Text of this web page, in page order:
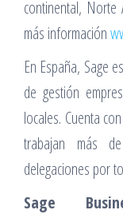
continental, Norte
más información
En España, Sage
de gestión
locales. Cuenta
trabajan más
delegaciones por
Sage